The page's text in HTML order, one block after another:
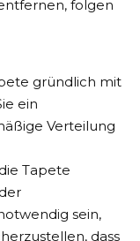
folgen
gründlich mit
ein
Verteilung
Tapete
sein,
dass